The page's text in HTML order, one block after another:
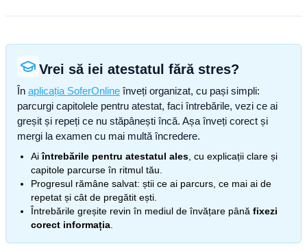
Vrei să iei atestatul fără stres?
În aplicația SoferOnline înveți organizat, cu pași simpli:
parcurgi capitolele pentru atestat, faci întrebările, vezi ce ai
greșit și repeți ce nu stăpânești încă. Așa înveți corect și
mergi la examen cu mai multă încredere.
Aiîntrebările pentru atestatul ales , cu explicații clare și
capitole parcurse în ritmul tău.
Progresul rămâne salvat: știi ce ai parcurs, ce mai ai de
repetat și cât de pregătit ești.
Întrebările greșite revin în mediul de învățare până fixezi
corect informația